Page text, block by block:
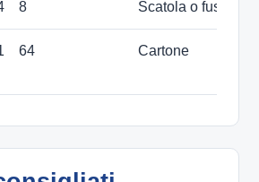
8 Scatola o fustino
64 Cartone